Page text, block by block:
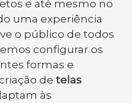
e até mesmo no
uma experiência
o público de todos
configurar os
formas e
de telas
às